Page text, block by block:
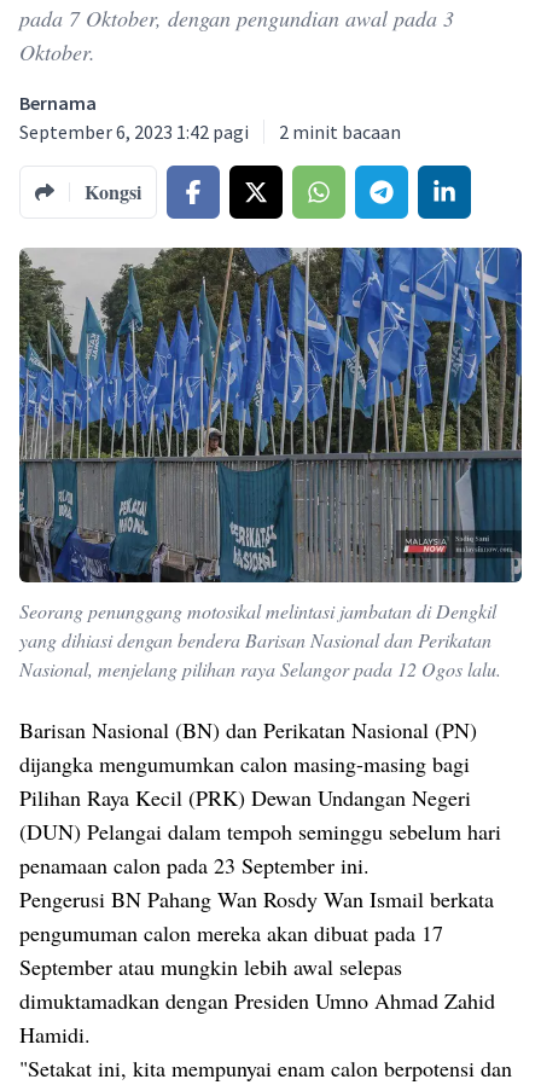
pada 7 Oktober, dengan pengundian awal pada 3
Oktober.
Bernama
September 6, 2023 1:42 pagi
2 minit bacaan
Kongsi
Seorang penunggang motosikal melintasi jambatan di Dengkil
yang dihiasi dengan bendera Barisan Nasional dan Perikatan
Nasional, menjelang pilihan raya Selangor pada 12 Ogos lalu.
Barisan Nasional (BN) dan Perikatan Nasional (PN)
dijangka mengumumkan calon masing-masing bagi
Pilihan Raya Kecil (PRK) Dewan Undangan Negeri
(DUN) Pelangai dalam tempoh seminggu sebelum hari
penamaan calon pada 23 September ini.
Pengerusi BN Pahang Wan Rosdy Wan Ismail berkata
pengumuman calon mereka akan dibuat pada 17
September atau mungkin lebih awal selepas
dimuktamadkan dengan Presiden Umno Ahmad Zahid
Hamidi.
"Setakat ini, kita mempunyai enam calon berpotensi dan